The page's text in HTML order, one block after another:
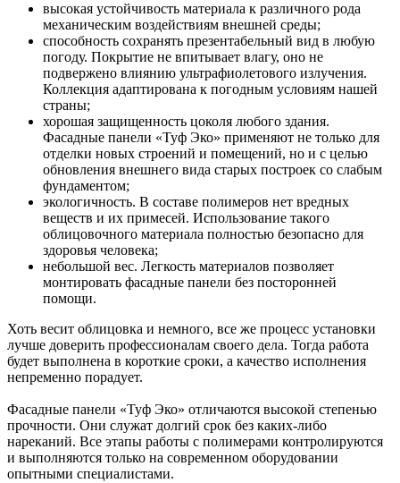
высокая устойчивость материала к различного рода
механическим воздействиям внешней среды;
способность сохранять презентабельный вид в любую
погоду. Покрытие не впитывает влагу, оно не
подвержено влиянию ультрафиолетового излучения.
Коллекция адаптирована к погодным условиям нашей
страны;
хорошая защищенность цоколя любого здания.
Фасадные панели «Туф Эко» применяют не только для
отделки новых строений и помещений, но и с целью
обновления внешнего вида старых построек со слабым
фундаментом;
экологичность. В составе полимеров нет вредных
веществ и их примесей. Использование такого
облицовочного материала полностью безопасно для
здоровья человека;
небольшой вес. Легкость материалов позволяет
монтировать фасадные панели без посторонней
помощи.
Хоть весит облицовка и немного, все же процесс установки
лучше доверить профессионалам своего дела. Тогда работа
будет выполнена в короткие сроки, а качество исполнения
непременно порадует.
Фасадные панели «Туф Эко» отличаются высокой степенью
прочности. Они служат долгий срок без каких-либо
нареканий. Все этапы работы с полимерами контролируются
и выполняются только на современном оборудовании
опытными специалистами.